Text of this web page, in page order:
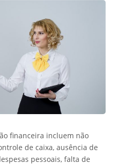
financeira incluem não
de caixa, ausência de
pessoais, falta de